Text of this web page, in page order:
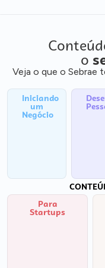
o
Veja o que o Sebrae
Iniciando
um
Negócio
Para
Startups